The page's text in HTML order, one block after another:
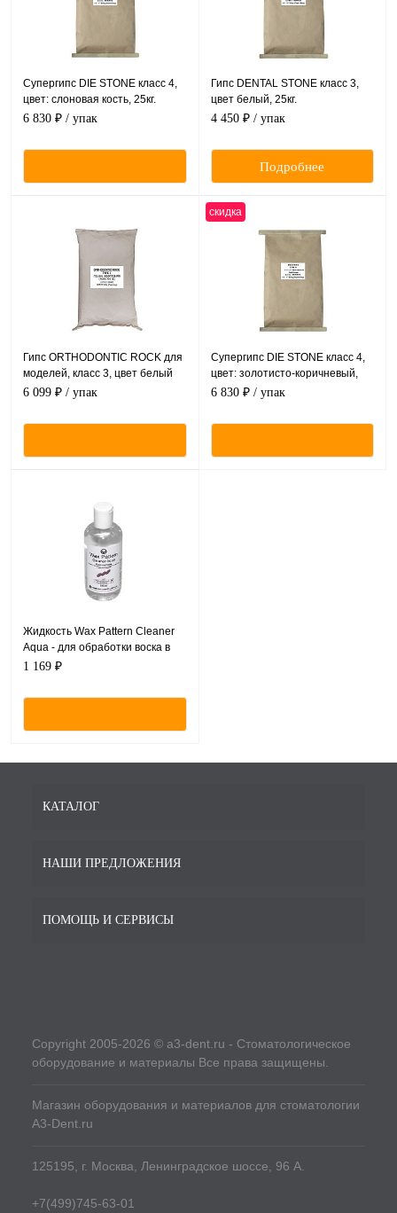
Супергипс DIE STONE класс 4,
цвет: слоновая кость, 25кг.
6 830 ₽ / упак
Гипс DENTAL STONE класс 3,
цвет белый, 25кг.
4 450 ₽ / упак
Подробнее
Гипс ORTHODONTIC ROCK для
моделей, класс 3, цвет белый
25кг.
6 099 ₽ / упак
скидка
Супергипс DIE STONE класс 4,
цвет: золотисто-коричневый,
25кг.
6 830 ₽ / упак
Жидкость Wax Pattern Cleaner
Aqua - для обработки воска в
технике коронок и мостов,
1 169 ₽
КАТАЛОГ
НАШИ ПРЕДЛОЖЕНИЯ
ПОМОЩЬ И СЕРВИСЫ
Copyright 2005-2026 © a3-dent.ru - Стоматологическое
оборудование и материалы Все права защищены.
Магазин оборудования и материалов для стоматологии
A3-Dent.ru
125195, г. Москва, Ленинградское шоссе, 96 А.
+7(499)745-63-01